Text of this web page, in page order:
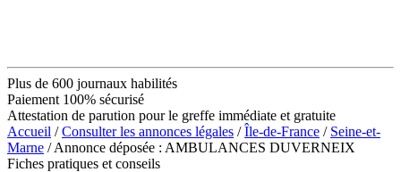
Plus de 600 journaux habilités
Paiement 100% sécurisé
Attestation de parution pour le greffe immédiate et gratuite
Accueil /Consulter les annonces légales /Île-de-France / Seine-et-
Marne / Annonce déposée : AMBULANCES DUVERNEIX
Fiches pratiques et conseils